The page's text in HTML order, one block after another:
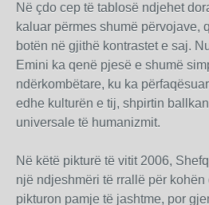
Në çdo cep të tablosë ndjehet
kaluar përmes shumë përvojave,
botën në gjithë kontrastet e saj.
Emini ka qenë pjesë e shumë
ndërkombëtare, ku ka
edhe kulturën e tij, shpirtin
universale të humanizmit.
Në këtë pikturë të vitit 2006,
një ndjeshmëri të rrallë për
pikturon pamje të jashtme, por